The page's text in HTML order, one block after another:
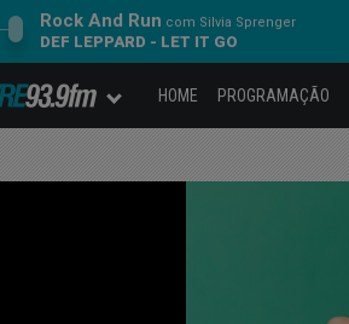
Rock And Run com Silvia Sprenger
DEF LEPPARD - LET IT GO
HOME PROGRAMAÇÃO